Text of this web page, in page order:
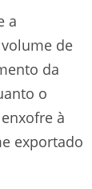
a
de
da
o
à
exportado